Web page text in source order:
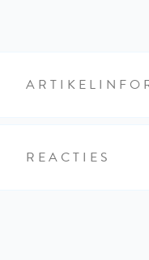
REACTIES